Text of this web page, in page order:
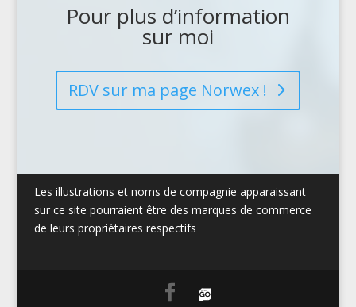
Pour plus d’information
sur moi
RDV sur ma page Norwex !
Les illustrations et noms de compagnie apparaissant
sur ce site pourraient être des marques de commerce
de leurs propriétaires respectifs